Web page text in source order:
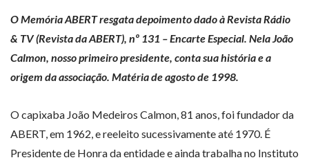
O Memória ABERT resgata depoimento dado à Revista Rádio
& TV (Revista da ABERT), nº 131 – Encarte Especial. Nela João
Calmon, nosso primeiro presidente, conta sua história e a
origem da associação. Matéria de agosto de 1998.
O capixaba João Medeiros Calmon, 81 anos, foi fundador da
ABERT, em 1962, e reeleito sucessivamente até 1970. É
Presidente de Honra da entidade e ainda trabalha no Instituto